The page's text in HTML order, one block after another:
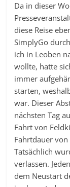
Da in dieser
diese Reise
SimplyGo
ich in Leoben
wollte, hatte
immer
starten,
war. Dieser
nächsten Tag
Fahrt von
Fahrtdauer
Tatsächlich
verlassen.
dem Neustart